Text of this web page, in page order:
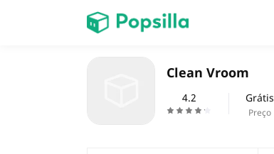
Clean Vroom
4.2 Grátis
Preço